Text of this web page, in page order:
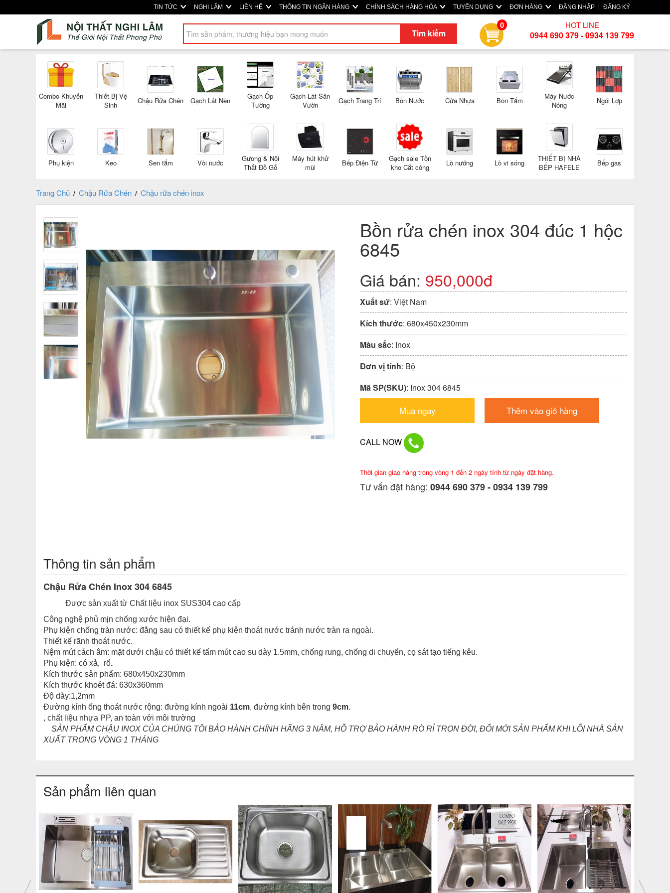
TIN TỨC NGHI LÂM LIÊN HỆ THÔNG TIN NGÂN HÀNG CHÍNH SÁCH HÀNG HÓA TUYỂN DỤNG ĐƠN HÀNG ĐĂNG NHẬP ĐĂNG KÝ
Tìm kiếm
0 HOT LINE
0944 690 379 - 0934 139 799
Combo Khuyến
Mãi
Thiết Bị Vệ
Sinh
Chậu Rửa Chén Gạch Lát Nền
Gạch Ốp
Tường
Gạch Lát Sân
Vườn
Gạch Trang Trí Bồn Nước Cửa Nhựa Bồn Tắm
Máy Nước
Nóng
Ngói Lợp
Phụ kiện Keo Sen tắm Vòi nước
Gương & Nội
Thất Đồ Gỗ
Máy hút khử
mùi
Bếp Điện Từ
Gạch sale Tồn
kho Cắt công
Lò nướng Lò vi sóng
THIẾT BỊ NHÀ
BẾP HAFELE
Bếp gas
Trang Chủ / Chậu Rửa Chén / Chậu rửa chén inox
Bồn rửa chén inox 304 đúc 1 hộc
6845
Giá bán: 950,000đ
Xuất sứ: Việt Nam
Kích thước: 680x450x230mm
Màu sắc: Inox
Đơn vị tính: Bộ
Mã SP(SKU): Inox 304 6845
Mua ngay Thêm vào giỏ hàng
CALL NOW
Thời gian giao hàng trong vòng 1 đến 2 ngày tính từ ngày đặt hàng.
Tư vấn đặt hàng: 0944 690 379 - 0934 139 799
Thông tin sản phẩm
Chậu Rửa Chén Inox 304 6845
Được sản xuất từ Chất liệu inox SUS304 cao cấp
Công nghệ phủ mịn chống xước hiện đại.
Phụ kiện chống tràn nước: đằng sau có thiết kế phụ kiện thoát nước tránh nước tràn ra ngoài.
Thiết kế rãnh thoát nước.
Nệm mút cách âm: mặt dưới chậu có thiết kế tấm mút cao su dày 1.5mm, chống rung, chống di chuyển, cọ sát tạo tiếng kêu.
Phụ kiện: có xả, rổ.
Kích thước sản phẩm: 680x450x230mm
Kích thước khoét đá: 630x360mm
Độ dày:1,2mm
Đường kính ống thoát nước rộng: đường kính ngoài 11cm, đường kính bên trong 9cm.
, chất liệu nhựa PP, an toàn với môi trường
SẢN PHẨM CHẬU INOX CỦA CHÚNG TÔI BẢO HÀNH CHÍNH HÃNG 3 NĂM, HỖ TRỢ BẢO HÀNH RÒ RỈ TRỌN ĐỜI, ĐỔI MỚI SẢN PHẨM KHI LỖI NHÀ SẢN
XUẤT TRONG VÒNG 1 THÁNG
Sản phẩm liên quan